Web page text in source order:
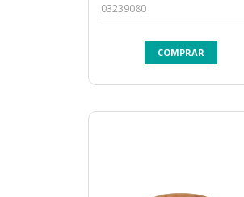
03239080
COMPRAR